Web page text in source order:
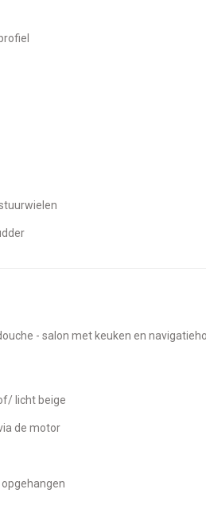
licht beige
de motor
opgehangen